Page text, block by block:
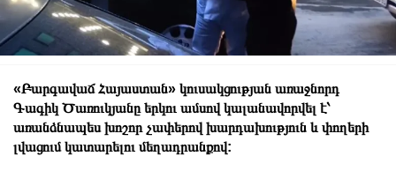
«Բարգավաճ Հայաստան» կուսակցության առաջնորդ
Գագիկ Ծառուկյանը երկու ամսով կալանավորվել է՝
առանձնապես խոշոր չափերով խարդախություն և փողերի
լվացում կատարելու մեղադրանքով: